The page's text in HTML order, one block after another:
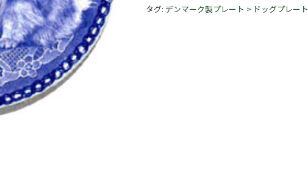
タグ: デンマーク製プレート > ドッグプレート